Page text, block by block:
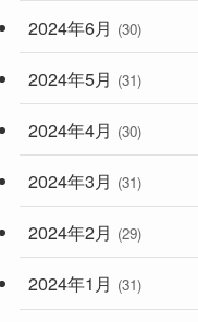
2024年6月 (30)
2024年5月 (31)
2024年4月 (30)
2024年3月 (31)
2024年2月 (29)
2024年1月 (31)